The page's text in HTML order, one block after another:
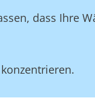
dass Ihre